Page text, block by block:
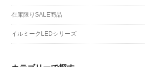
在庫限りSALE商品
イルミークLEDシリーズ